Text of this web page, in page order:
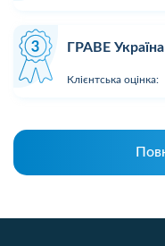
ГРАВЕ
Клієнтська оцінка: